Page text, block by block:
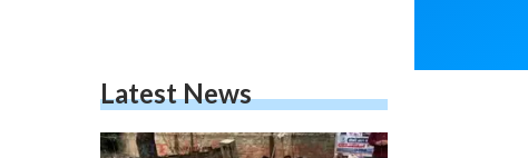
Latest News